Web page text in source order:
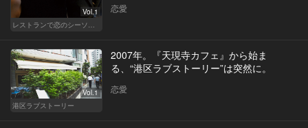
Vol.1
レストランで恋のシーソーゲーム（WOMAN）
恋愛
Vol.1
港区ラブストーリー
2007年。『天現寺カフェ』から始ま
る、“港区ラブストーリー”は突然に。
恋愛